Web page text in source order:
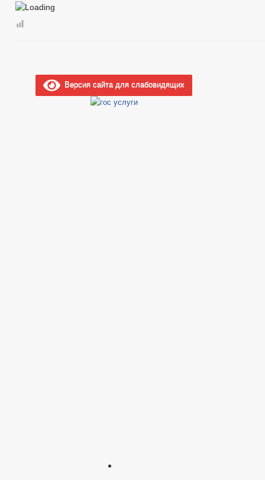
Версия сайта для слабовидящих